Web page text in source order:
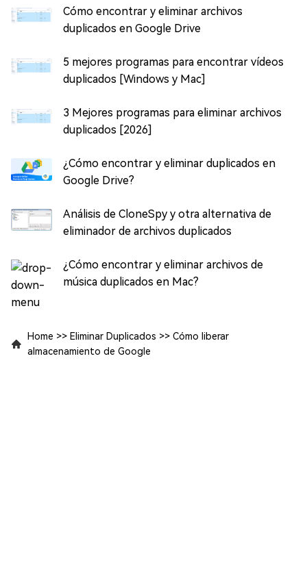
Cómo encontrar y eliminar archivos
duplicados en Google Drive
5 mejores programas para encontrar vídeos
duplicados [Windows y Mac]
3 Mejores programas para eliminar archivos
duplicados [2026]
¿Cómo encontrar y eliminar duplicados en
Google Drive?
Análisis de CloneSpy y otra alternativa de
eliminador de archivos duplicados
¿Cómo encontrar y eliminar archivos de
música duplicados en Mac?
Home >> Eliminar Duplicados >> Cómo liberar
almacenamiento de Google